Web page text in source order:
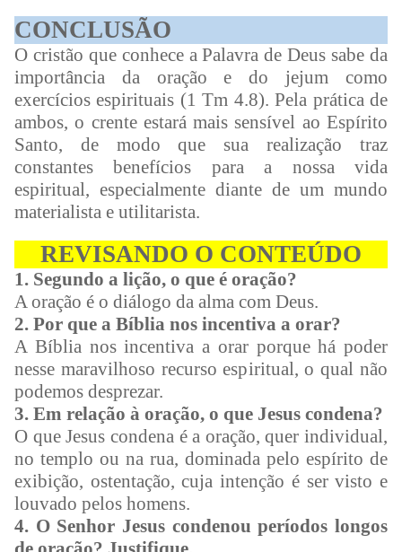
CONCLUSÃO
O cristão que conhece a Palavra de Deus sabe da
importância da oração e do jejum como
exercícios espirituais (1 Tm 4.8). Pela prática de
ambos, o crente estará mais sensível ao Espírito
Santo, de modo que sua realização traz
constantes benefícios para a nossa vida
espiritual, especialmente diante de um mundo
materialista e utilitarista.
REVISANDO O CONTEÚDO
1. Segundo a lição, o que é oração?
A oração é o diálogo da alma com Deus.
2. Por que a Bíblia nos incentiva a orar?
A Bíblia nos incentiva a orar porque há poder
nesse maravilhoso recurso espiritual, o qual não
podemos desprezar.
3. Em relação à oração, o que Jesus condena?
O que Jesus condena é a oração, quer individual,
no templo ou na rua, dominada pelo espírito de
exibição, ostentação, cuja intenção é ser visto e
louvado pelos homens.
4. O Senhor Jesus condenou períodos longos